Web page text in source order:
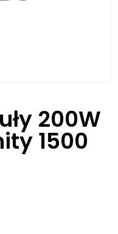
200W
1500